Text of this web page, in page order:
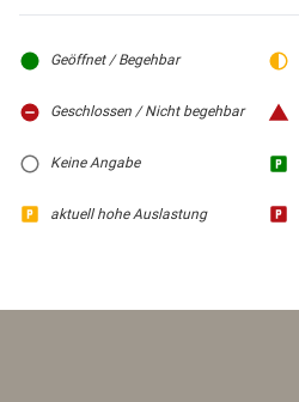
Geöffnet / Begehbar
Geschlossen / Nicht begehbar
Keine Angabe
aktuell hohe Auslastung